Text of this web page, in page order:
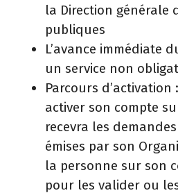
la Direction générale
publiques
L’avance immédiate
un service non
Parcours d’activation
activer son compte
recevra les
émises par son
la personne sur son
pour les valider ou